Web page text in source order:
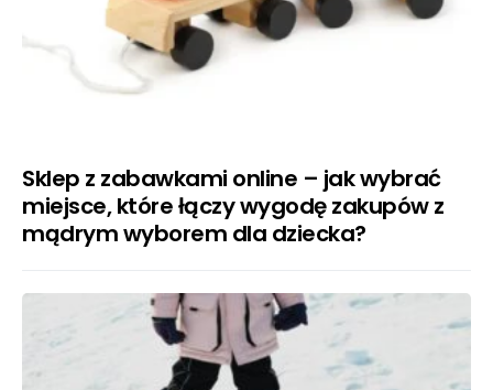
Sklep z zabawkami online – jak wybrać
miejsce, które łączy wygodę zakupów z
mądrym wyborem dla dziecka?